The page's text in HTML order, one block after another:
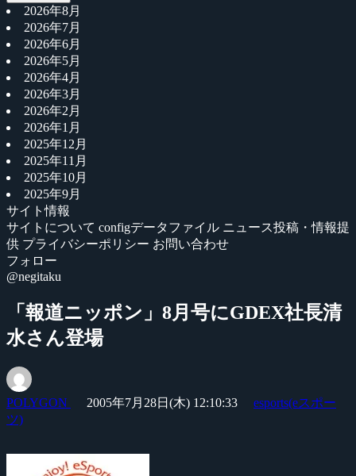
2026年8月
2026年7月
2026年6月
2026年5月
2026年4月
2026年3月
2026年2月
2026年1月
2025年12月
2025年11月
2025年10月
2025年9月
サイト情報
サイトについて configデータファイル ニュース投稿・情報提
供 プライバシーポリシー お問い合わせ
フォロー
@negitaku
「報道ニッポン」8月号にGDEX社長清
水さん登場
POLYGON 2005年7月28日(木) 12:10:33
esports(eスポー
ツ)